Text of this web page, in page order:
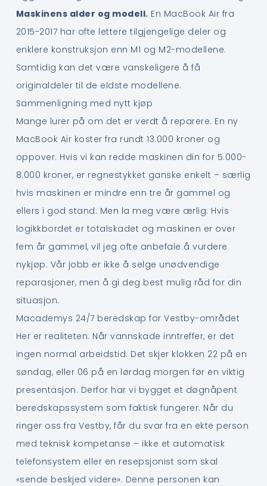
Maskinens alder og modell. En MacBook Air fra
2015-2017 har ofte lettere tilgjengelige deler og
enklere konstruksjon enn M1 og M2-modellene.
Samtidig kan det være vanskeligere å få
originaldeler til de eldste modellene.
Sammenligning med nytt kjøp
Mange lurer på om det er verdt å reparere. En ny
MacBook Air koster fra rundt 13.000 kroner og
oppover. Hvis vi kan redde maskinen din for 5.000-
8.000 kroner, er regnestykket ganske enkelt – særlig
hvis maskinen er mindre enn tre år gammel og
ellers i god stand. Men la meg være ærlig: Hvis
logikkbordet er totalskadet og maskinen er over
fem år gammel, vil jeg ofte anbefale å vurdere
nykjøp. Vår jobb er ikke å selge unødvendige
reparasjoner, men å gi deg best mulig råd for din
situasjon.
Macademys 24/7 beredskap for Vestby-området
Her er realiteten: Når vannskade inntreffer, er det
ingen normal arbeidstid. Det skjer klokken 22 på en
søndag, eller 06 på en lørdag morgen før en viktig
presentasjon. Derfor har vi bygget et døgnåpent
beredskapssystem som faktisk fungerer. Når du
ringer oss fra Vestby, får du svar fra en ekte person
med teknisk kompetanse – ikke et automatisk
telefonsystem eller en resepsjonist som skal
«sende beskjed videre». Denne personen kan